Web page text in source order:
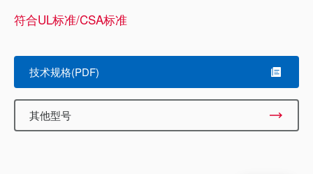
符合UL标准/CSA标准
技术规格(PDF)
其他型号